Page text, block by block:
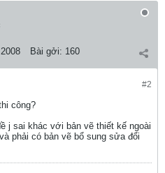
Bài gởi: 160
#2
công?
j sai khác với bản vẽ thiết kế ngoài
phải có bản vẽ bổ sung sửa đổi